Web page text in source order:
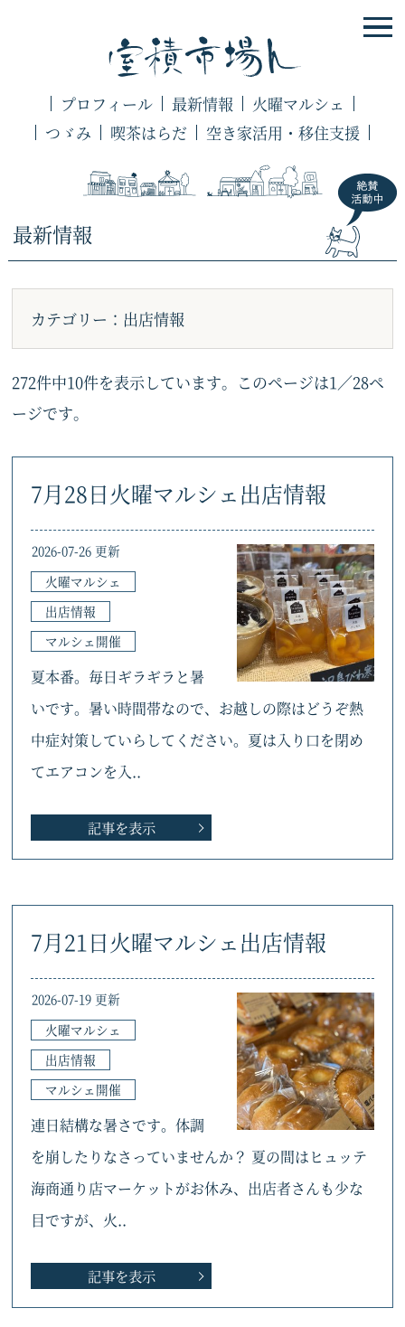
プロフィール 最新情報
火曜マルシェ
つゞみ
喫茶はらだ 空き家活用・移住支援
最新情報
カテゴリー：出店情報
272件中10件を表示しています。このページは1／28ペ
ージです。
7月28日火曜マルシェ出店情報
2026-07-26 更新
火曜マルシェ
出店情報
マルシェ開催
夏本番。毎日ギラギラと暑
いです。暑い時間帯なので、お越しの際はどうぞ熱
中症対策していらしてください。夏は入り口を閉め
てエアコンを入..
記事を表示
7月21日火曜マルシェ出店情報
2026-07-19 更新
火曜マルシェ
出店情報
マルシェ開催
連日結構な暑さです。体調
を崩したりなさっていませんか？ 夏の間はヒュッテ
海商通り店マーケットがお休み、出店者さんも少な
目ですが、火..
記事を表示